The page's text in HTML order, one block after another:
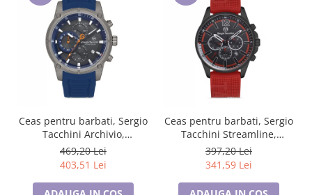
Ceas pentru barbati, Sergio
Tacchini Archivio,
ST.1.10186.4
469,20 Lei
403,51 Lei
Ceas pentru barbati, Sergio
Tacchini Streamline,
ST.1.10210.1
397,20 Lei
341,59 Lei